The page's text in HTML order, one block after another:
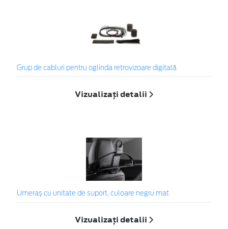
Grup de cabluri pentru oglinda retrovizoare digitală
Vizualizați detalii
Umeraș cu unitate de suport, culoare negru mat
Vizualizați detalii